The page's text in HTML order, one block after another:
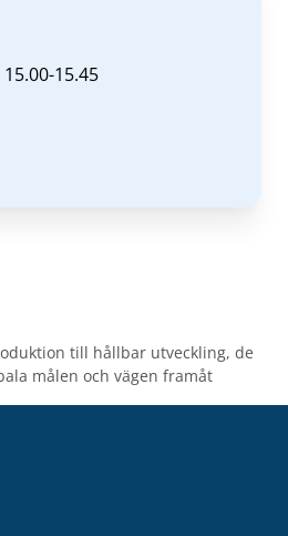
15.45
till hållbar utveckling, de
målen och vägen framåt